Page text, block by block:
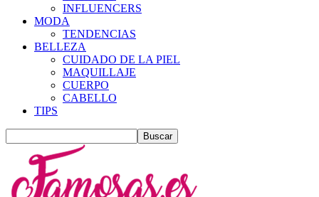
INFLUENCERS
MODA
TENDENCIAS
BELLEZA
CUIDADO DE LA PIEL
MAQUILLAJE
CUERPO
CABELLO
TIPS